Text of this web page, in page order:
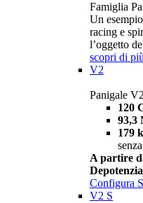
Famiglia
Un
racing e
l’oggetto
scopri di più
V2
Panigale V2
120
93,3
179
A partire
Configura
V2 S